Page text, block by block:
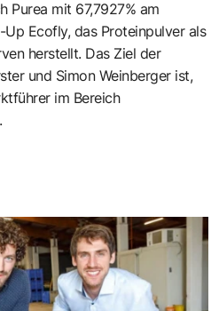
Purea mit 67,7927% am
Up Ecofly, das Proteinpulver als
herstellt. Das Ziel der
und Simon Weinberger ist,
im Bereich